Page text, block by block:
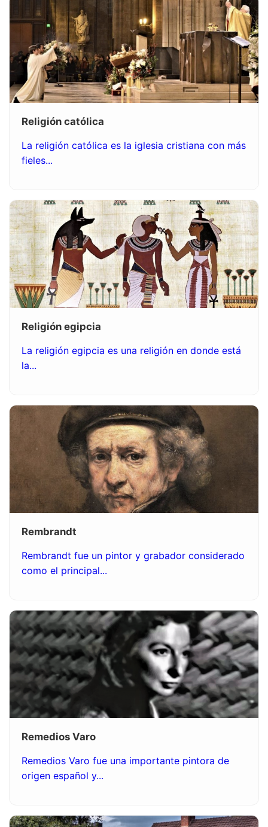
Religión católica
La religión católica es la iglesia cristiana con más
fieles...
Religión egipcia
La religión egipcia es una religión en donde está
la...
Rembrandt
Rembrandt fue un pintor y grabador considerado
como el principal...
Remedios Varo
Remedios Varo fue una importante pintora de
origen español y...